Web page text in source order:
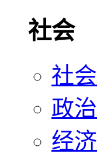
社会
社会
政治
经济